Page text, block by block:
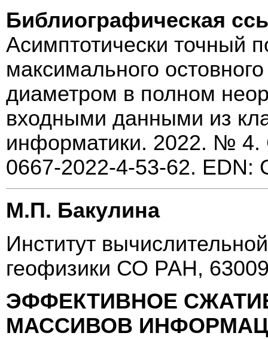
Библиографическая
Асимптотически точный
максимального
диаметром в полном
входными данными из
информатики. 2022. № 4.
0667-2022-4-53-62. EDN:
М.П. Бакулина
Институт
геофизики СО РАН,
ЭФФЕКТИВНОЕ
МАССИВОВ